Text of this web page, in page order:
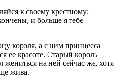
к своему крестному;
и больше я тебе
короля, а с ним принцесса
ее красоте. Старый король
жениться на ней сейчас же, хотя
жива.